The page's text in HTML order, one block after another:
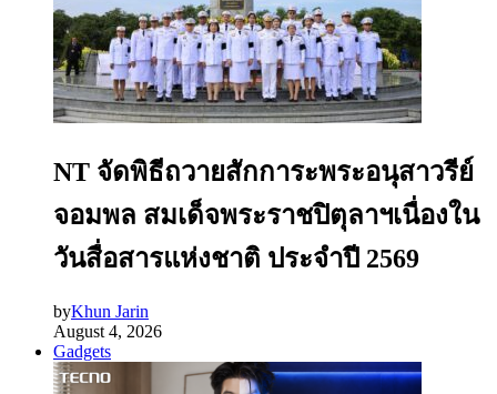
NT จัดพิธีถวายสักการะพระอนุสาวรีย์
จอมพล สมเด็จพระราชปิตุลาฯเนื่องใน
วันสื่อสารแห่งชาติ ประจำปี 2569
byKhun Jarin
August 4, 2026
Gadgets